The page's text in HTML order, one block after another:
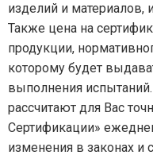
изделий и материалов,
Также цена на
продукции,
которому будет
выполнения
рассчитают для Вас
Сертификации»
изменения в законах и